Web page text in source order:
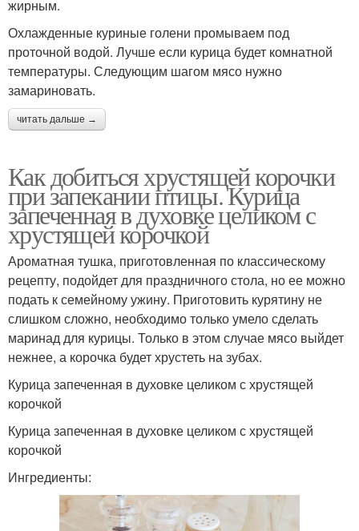
жирным.
Охлажденные куриные голени промываем под
проточной водой. Лучше если курица будет комнатной
температуры. Следующим шагом мясо нужно
замариновать.
читать дальше →
Как добиться хрустящей корочки
при запекании птицы. Курица
запеченная в духовке целиком с
хрустящей корочкой
Ароматная тушка, приготовленная по классическому
рецепту, подойдет для праздничного стола, но ее можно
подать к семейному ужину. Приготовить курятину не
слишком сложно, необходимо только умело сделать
маринад для курицы. Только в этом случае мясо выйдет
нежнее, а корочка будет хрустеть на зубах.
Курица запеченная в духовке целиком с хрустящей
корочкой
Курица запеченная в духовке целиком с хрустящей
корочкой
Ингредиенты: